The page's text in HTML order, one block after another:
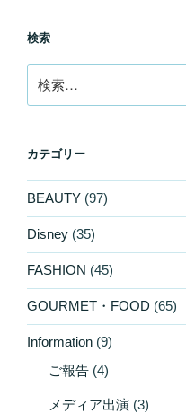
検索
索:
カテゴリー
BEAUTY (97)
Disney (35)
FASHION (45)
GOURMET・FOOD (65)
Information (9)
ご報告 (4)
メディア出演 (3)